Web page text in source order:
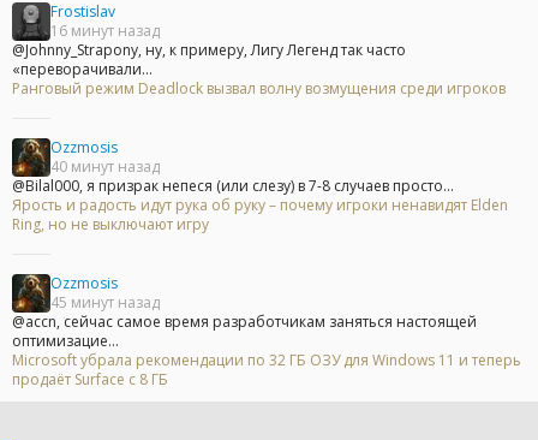
Frostislav
16 минут назад
@Johnny_Strapony, ну, к примеру, Лигу Легенд так часто
«переворачивали...
Ранговый режим Deadlock вызвал волну возмущения среди игроков
Ozzmosis
40 минут назад
@Bilal000, я призрак непеся (или слезу) в 7-8 случаев просто...
Ярость и радость идут рука об руку – почему игроки ненавидят Elden
Ring, но не выключают игру
Ozzmosis
45 минут назад
@accn, сейчас самое время разработчикам заняться настоящей
оптимизацие...
Microsoft убрала рекомендации по 32 ГБ ОЗУ для Windows 11 и теперь
продаёт Surface с 8 ГБ